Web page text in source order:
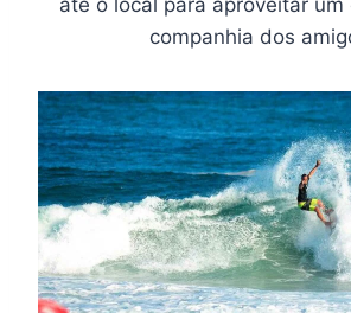
até o local para aproveitar
companhia dos